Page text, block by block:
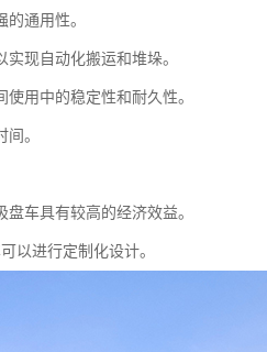
通用性。
现自动化搬运和堆垛。
用中的稳定性和耐久性。
。
车具有较高的经济效益。
以进行定制化设计。